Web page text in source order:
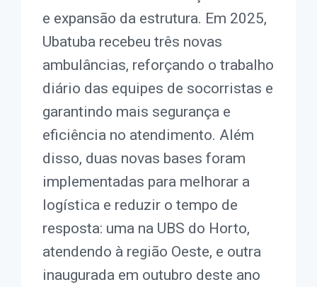
e expansão da estrutura. Em 2025,
Ubatuba recebeu três novas
ambulâncias, reforçando o trabalho
diário das equipes de socorristas e
garantindo mais segurança e
eficiência no atendimento. Além
disso, duas novas bases foram
implementadas para melhorar a
logística e reduzir o tempo de
resposta: uma na UBS do Horto,
atendendo à região Oeste, e outra
inaugurada em outubro deste ano